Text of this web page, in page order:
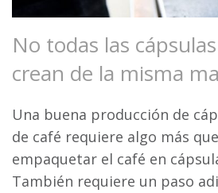
No todas las
crean de la misma
Una buena producción de
de café requiere algo más
empaquetar el café en
También requiere un paso